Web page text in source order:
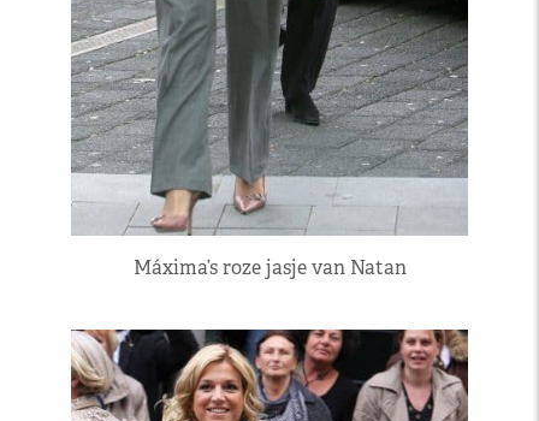
Máxima’s roze jasje van Natan